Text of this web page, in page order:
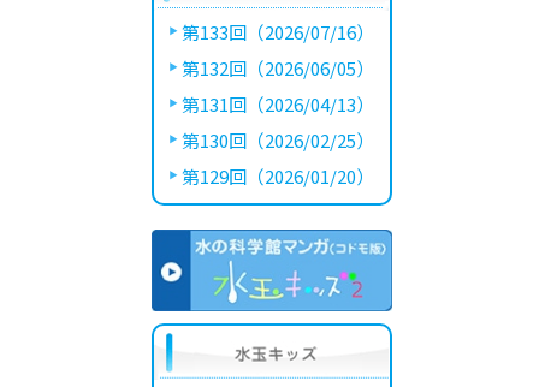
第133回（2026/07/16）
第132回（2026/06/05）
第131回（2026/04/13）
第130回（2026/02/25）
第129回（2026/01/20）